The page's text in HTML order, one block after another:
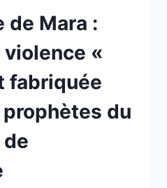
de Mara :
«
fabriquée
du